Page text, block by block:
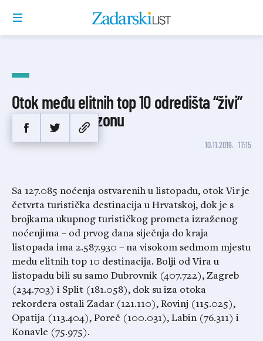
Otok među elitnih top 10 odredišta “živi”
rekordnu posezonu
10.11.2019. 17:15
Sa 127.085 noćenja ostvarenih u listopadu, otok Vir je
četvrta turistička destinacija u Hrvatskoj, dok je s
brojkama ukupnog turističkog prometa izraženog
noćenjima – od prvog dana siječnja do kraja
listopada ima 2.587.930 – na visokom sedmom mjestu
među elitnih top 10 destinacija. Bolji od Vira u
listopadu bili su samo Dubrovnik (407.722), Zagreb
(234.703) i Split (181.058), dok su iza otoka
rekordera ostali Zadar (121.110), Rovinj (115.025),
Opatija (113.404), Poreč (100.031), Labin (76.311) i
Konavle (75.975).